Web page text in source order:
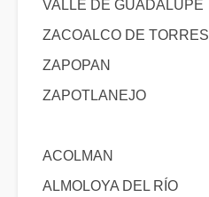
VALLE DE GUADALUPE
ZACOALCO DE TORRES
ZAPOPAN
ZAPOTLANEJO
ACOLMAN
ALMOLOYA DEL RÍO